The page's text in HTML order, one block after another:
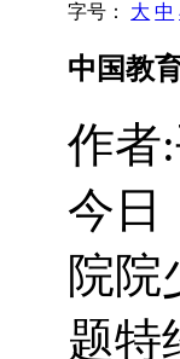
字号： 大 中
中国教
作者
今日
院院
题特